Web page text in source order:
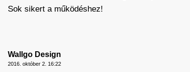
Sok sikert a működéshez!
Wallgo Design
2016. október 2. 16:22